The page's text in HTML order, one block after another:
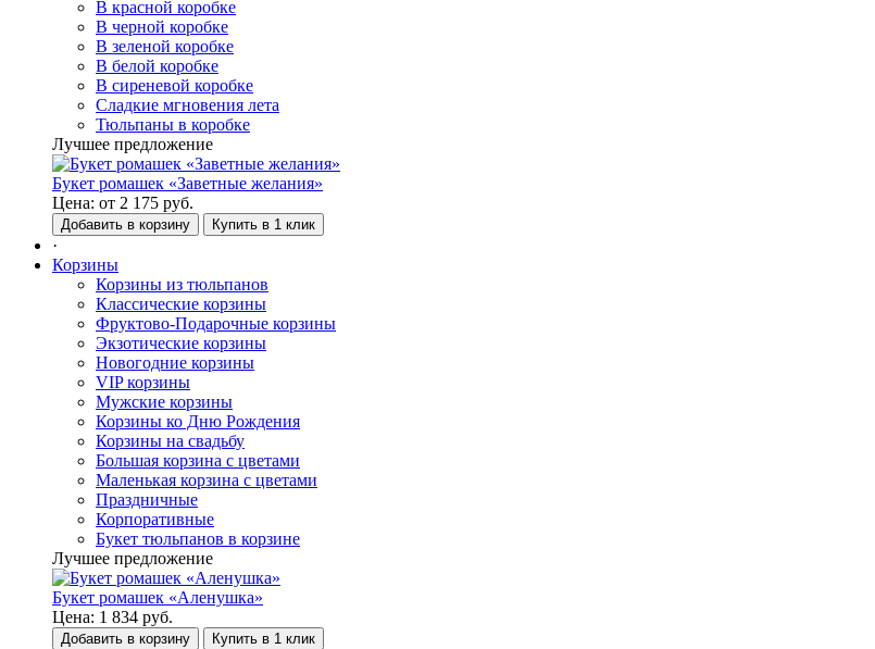
В красной коробке
В черной коробке
В зеленой коробке
В белой коробке
В сиреневой коробке
Сладкие мгновения лета
Тюльпаны в коробке
Лучшее предложение
Букет ромашек «Заветные желания»
Цена: от 2 175 руб.
Добавить в корзину Купить в 1 клик
·
Корзины
Корзины из тюльпанов
Классические корзины
Фруктово-Подарочные корзины
Экзотические корзины
Новогодние корзины
VIP корзины
Мужские корзины
Корзины ко Дню Рождения
Корзины на свадьбу
Большая корзина с цветами
Маленькая корзина с цветами
Праздничные
Корпоративные
Букет тюльпанов в корзине
Лучшее предложение
Букет ромашек «Аленушка»
Цена: 1 834 руб.
Добавить в корзину Купить в 1 клик